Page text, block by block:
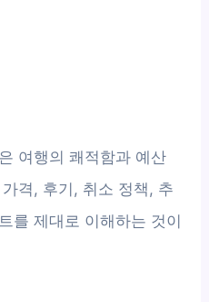
여행의 쾌적함과 예산
격, 후기, 취소 정책, 추
를 제대로 이해하는 것이